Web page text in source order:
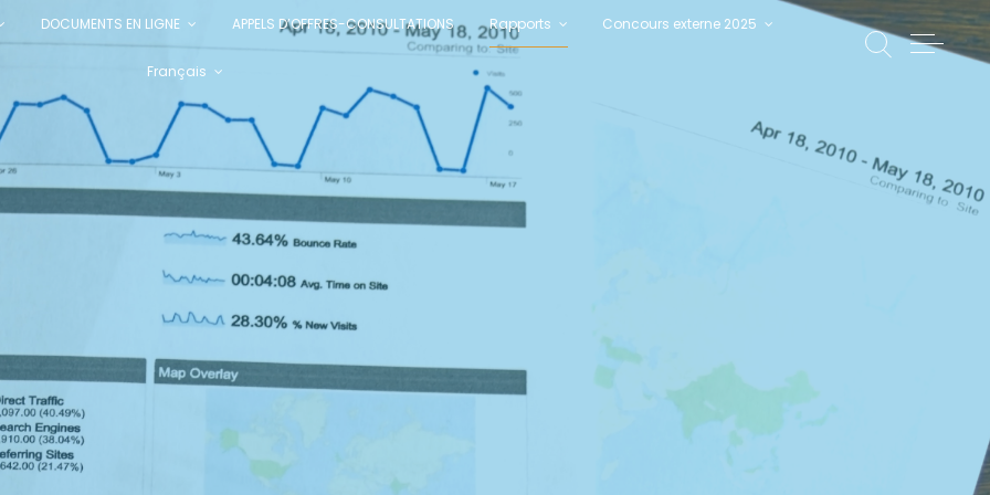
DOCUMENTS EN LIGNE APPELS D’OFFRES-CONSULTATIONS Rapports Concours externe 2025
Français